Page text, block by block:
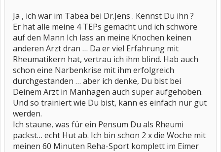
Ja , ich war im Tabea bei Dr.Jens . Kennst Du ihn ?
Er hat alle meine 4 TEPs gemacht und ich schwöre
auf den Mann Ich lass an meine Knochen keinen
anderen Arzt dran … Da er viel Erfahrung mit
Rheumatikern hat, vertrau ich ihm blind. Hab auch
schon eine Narbenkrise mit ihm erfolgreich
durchgestanden … aber ich denke, Du bist bei
Deinem Arzt in Manhagen auch super aufgehoben.
Und so trainiert wie Du bist, kann es einfach nur gut
werden.
Ich staune, was für ein Pensum Du als Rheumi
packst… echt Hut ab. Ich bin schon 2 x die Woche mit
meinen 60 Minuten Reha-Sport komplett im Eimer